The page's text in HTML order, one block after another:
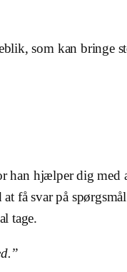
som kan bringe
han hjælper dig med
få svar på
tage.